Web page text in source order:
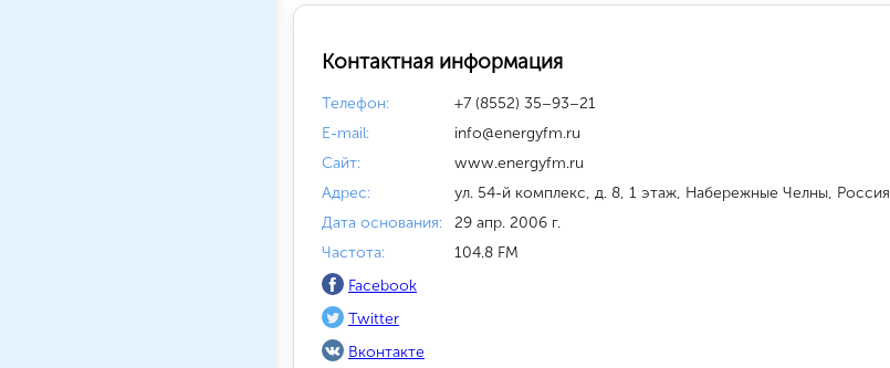
Контактная информация
Телефон:
+7 (8552) 35–93–21
E-mail:
info@energyfm.ru
Сайт:
www.energyfm.ru
Адрес:
ул. 54-й комплекс, д. 8, 1 этаж, Набережные Челны, Россия
Дата основания:
29 апр. 2006 г.
Частота:
104.8 FM
Facebook
Twitter
Вконтакте